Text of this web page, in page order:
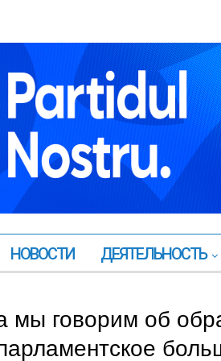
НОВОСТИ ДЕЯТЕЛЬНОСТЬ
мы говорим об